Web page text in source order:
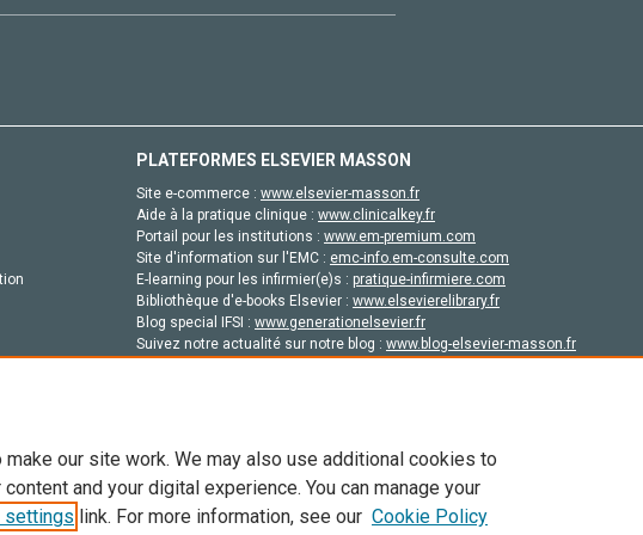
PLATEFORMES ELSEVIER MASSON
Site e-commerce : www.elsevier-masson.fr
Aide à la pratique clinique : www.clinicalkey.fr
Portail pour les institutions : www.em-premium.com
Site d'information sur l'EMC : emc-info.em-consulte.com
E-learning pour les infirmier(e)s : pratique-infirmiere.com
Bibliothèque d'e-books Elsevier : www.elsevierelibrary.fr
Blog special IFSI : www.generationelsevier.fr
Suivez notre actualité sur notre blog : www.blog-elsevier-masson.fr
© 2026 Elsevier, ses concédants de licence et ses contributeurs. Tout les droits sont réservés,
our site work. We may also use additional cookies to
and your digital experience. You can manage your
settings link. For more information, see our Cookie Policy